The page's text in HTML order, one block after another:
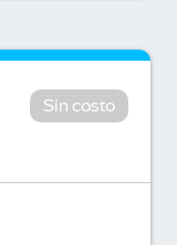
Sin costo